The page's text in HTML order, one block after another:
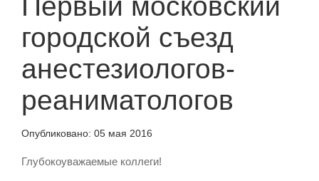
городской съезд
анестезиологов-
реаниматологов
Опубликовано: 05 мая 2016
Глубокоуважаемые коллеги!